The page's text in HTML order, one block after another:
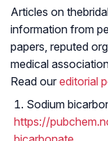
Articles on
information from
papers, reputed
medical
Read our editorial
Sodium
https://